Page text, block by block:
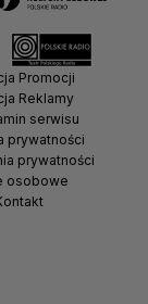
Promocji
Reklamy
serwisu
prywatności
prywatności
osobowe